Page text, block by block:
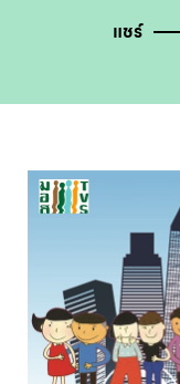
แชร์